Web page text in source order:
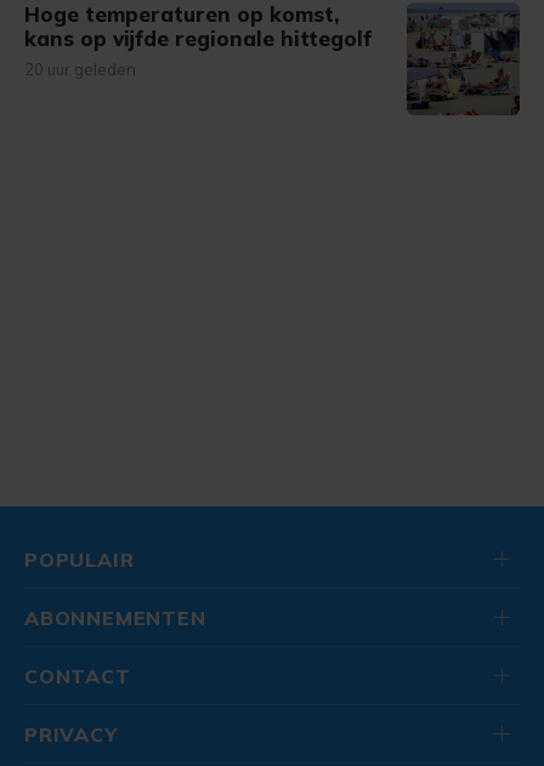
Hoge temperaturen op komst,
kans op vijfde regionale hittegolf
20 uur geleden
POPULAIR
ABONNEMENTEN
CONTACT
PRIVACY